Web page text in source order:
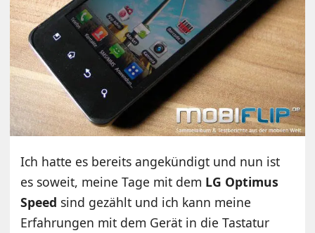
Ich hatte es bereits angekündigt und nun ist
es soweit, meine Tage mit dem LG Optimus
Speed sind gezählt und ich kann meine
Erfahrungen mit dem Gerät in die Tastatur